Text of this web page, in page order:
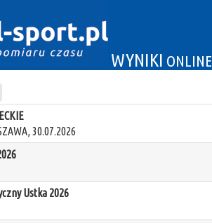
WYNIKI ONLINE
30.07.2026
Ustka 2026